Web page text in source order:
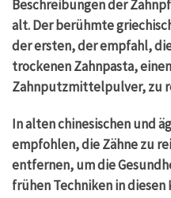
Beschreibungen der
alt. Der berühmte
der ersten, der empfahl,
trockenen Zahnpasta,
Zahnputzmittelpulver, zu
In alten chinesischen und
empfohlen, die Zähne zu
entfernen, um die
frühen Techniken in